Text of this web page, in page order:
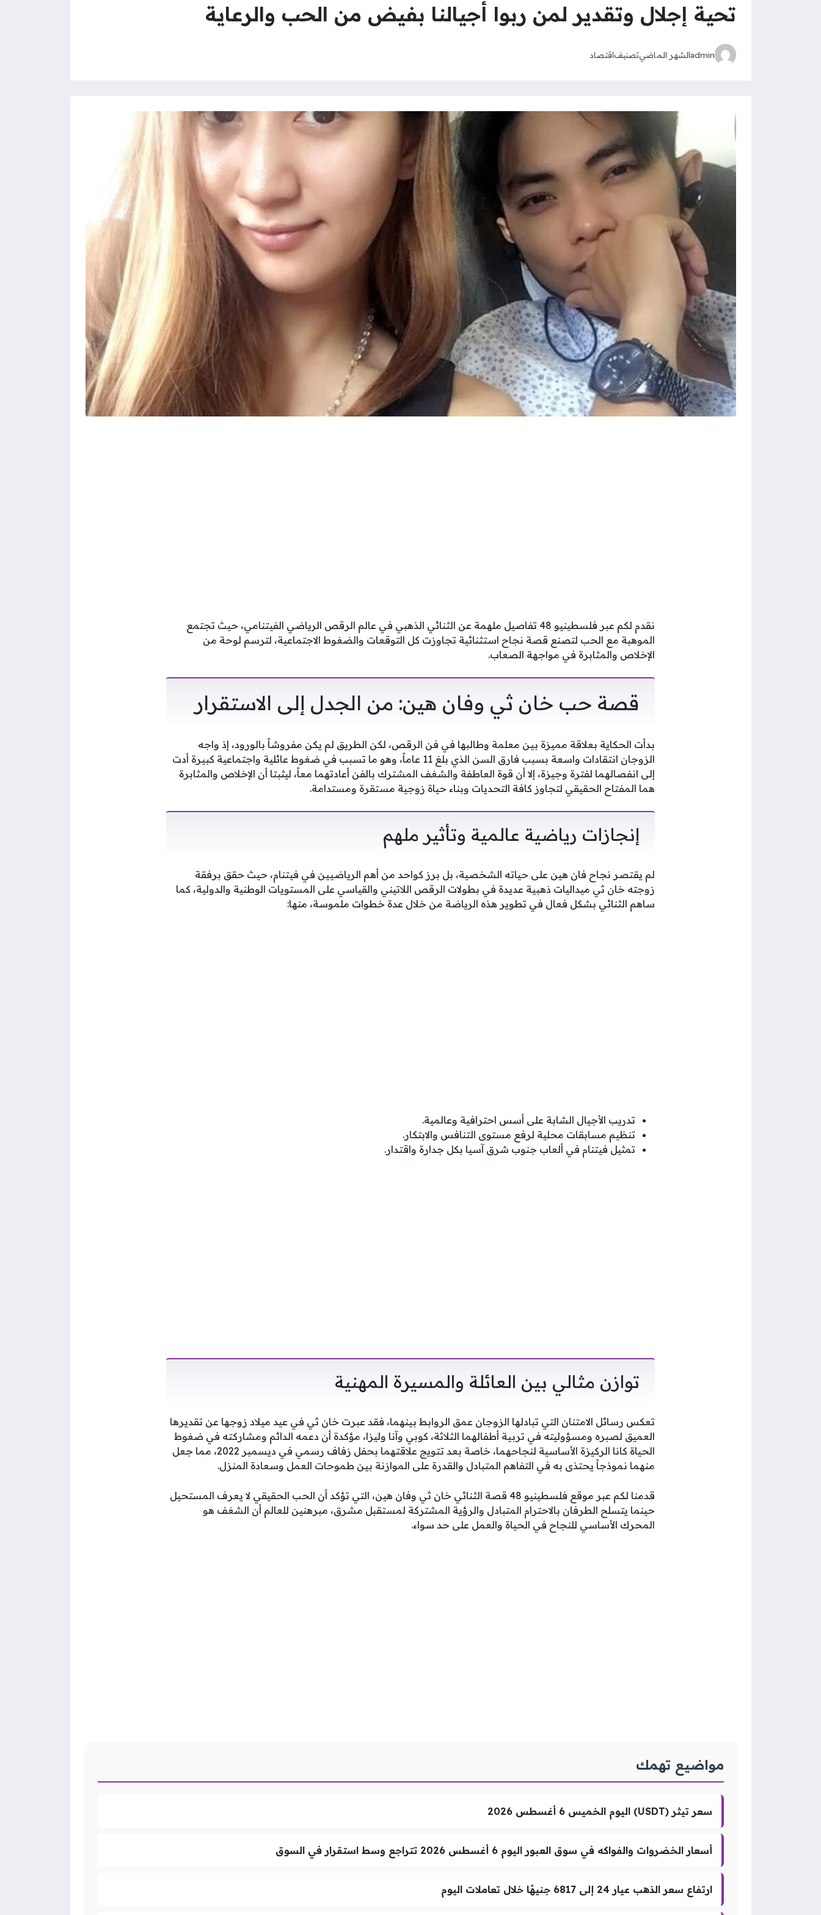
تحية إجلال وتقدير لمن ربوا أجيالنا بفيض من الحب والرعاية
adminالشهر الماضيتصنيفاقتصاد
نقدم لكم عبر فلسطينيو 48 تفاصيل ملهمة عن الثنائي الذهبي في عالم الرقص الرياضي الفيتنامي، حيث تجتمع
الموهبة مع الحب لتصنع قصة نجاح استثنائية تجاوزت كل التوقعات والضغوط الاجتماعية، لترسم لوحة من
الإخلاص والمثابرة في مواجهة الصعاب.
قصة حب خان ثي وفان هين: من الجدل إلى الاستقرار
بدأت الحكاية بعلاقة مميزة بين معلمة وطالبها في فن الرقص، لكن الطريق لم يكن مفروشاً بالورود، إذ واجه
الزوجان انتقادات واسعة بسبب فارق السن الذي بلغ 11 عاماً، وهو ما تسبب في ضغوط عائلية واجتماعية كبيرة أدت
إلى انفصالهما لفترة وجيزة، إلا أن قوة العاطفة والشغف المشترك بالفن أعادتهما معاً، ليثبتا أن الإخلاص والمثابرة
هما المفتاح الحقيقي لتجاوز كافة التحديات وبناء حياة زوجية مستقرة ومستدامة.
إنجازات رياضية عالمية وتأثير ملهم
لم يقتصر نجاح فان هين على حياته الشخصية، بل برز كواحد من أهم الرياضيين في فيتنام، حيث حقق برفقة
زوجته خان ثي ميداليات ذهبية عديدة في بطولات الرقص اللاتيني والقياسي على المستويات الوطنية والدولية، كما
ساهم الثنائي بشكل فعال في تطوير هذه الرياضة من خلال عدة خطوات ملموسة، منها:
تدريب الأجيال الشابة على أسس احترافية وعالمية.
تنظيم مسابقات محلية لرفع مستوى التنافس والابتكار.
تمثيل فيتنام في ألعاب جنوب شرق آسيا بكل جدارة واقتدار.
توازن مثالي بين العائلة والمسيرة المهنية
تعكس رسائل الامتنان التي تبادلها الزوجان عمق الروابط بينهما، فقد عبرت خان ثي في عيد ميلاد زوجها عن تقديرها
العميق لصبره ومسؤوليته في تربية أطفالهما الثلاثة، كوبي وآنا وليزا، مؤكدة أن دعمه الدائم ومشاركته في ضغوط
الحياة كانا الركيزة الأساسية لنجاحهما، خاصة بعد تتويج علاقتهما بحفل زفاف رسمي في ديسمبر 2022، مما جعل
منهما نموذجاً يحتذى به في التفاهم المتبادل والقدرة على الموازنة بين طموحات العمل وسعادة المنزل.
قدمنا لكم عبر موقع فلسطينيو 48 قصة الثنائي خان ثي وفان هين، التي تؤكد أن الحب الحقيقي لا يعرف المستحيل
حينما يتسلح الطرفان بالاحترام المتبادل والرؤية المشتركة لمستقبل مشرق، مبرهنين للعالم أن الشغف هو
المحرك الأساسي للنجاح في الحياة والعمل على حد سواء.
مواضيع تهمك
سعر تيثر (USDT) اليوم الخميس 6 أغسطس 2026
أسعار الخضروات والفواكه في سوق العبور اليوم 6 أغسطس 2026 تتراجع وسط استقرار في السوق
ارتفاع سعر الذهب عيار 24 إلى 6817 جنيهًا خلال تعاملات اليوم